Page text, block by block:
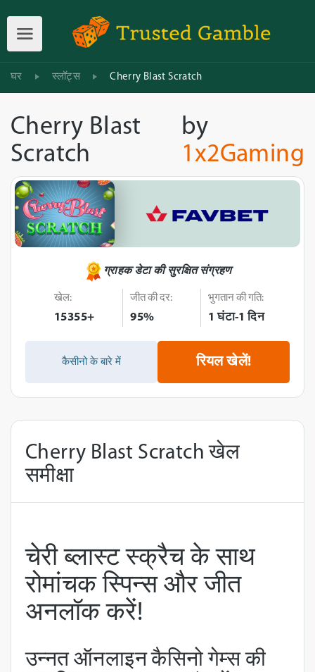
घर स्लॉट्स Cherry Blast Scratch
Cherry Blast
Scratch
by
1x2Gaming
ग्राहक डेटा की सुरक्षित संग्रहण
खेल:
15355+
जीत की दर:
95%
भुगतान की गति:
1 घंटा-1 दिन
रियल खेलें!
कैसीनो के बारे में
Cherry Blast Scratch खेल
समीक्षा
चेरी ब्लास्ट स्क्रैच के साथ
रोमांचक स्पिन्स और जीत
अनलॉक करें!
उन्नत ऑनलाइन कैसिनो गेम्स की